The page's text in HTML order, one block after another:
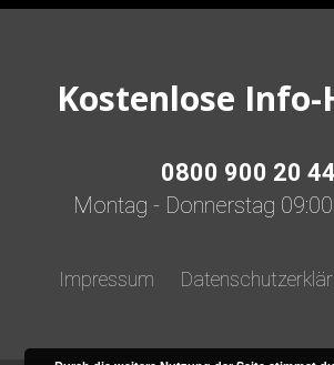
Kostenlose
0800 900 20 44
Montag - Donnerstag
Impressum